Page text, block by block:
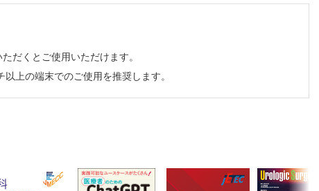
見逃さず適切に診断・対処するための、症状ごと・場面ごとの
る診察の着眼点、画像読影・処置・コンサルトのコツを教えま
のノウハウ(1/17配信予定)
～緊急時対応から患者教育まで、帰宅後も見据えた血糖管理の
例のDisposition判断と患者説明がうまくいく、救急医の頭の中
び方・読影のコツから迅速な治療につなげる次の一手まで(6/18
だくとご使用いただけます。
上の端末でのご使用を推奨します。